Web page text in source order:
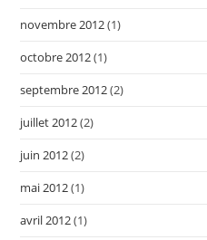
novembre 2012(1)
octobre 2012(1)
septembre 2012(2)
juillet 2012(2)
juin 2012(2)
mai 2012(1)
avril 2012(1)